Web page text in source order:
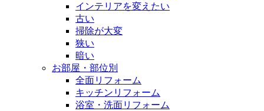
インテリアを変えたい
古い
掃除が大変
狭い
暗い
お部屋・部位別
全面リフォーム
キッチンリフォーム
浴室・洗面リフォーム